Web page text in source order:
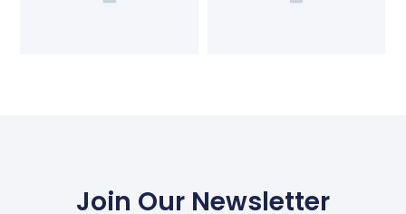
Join Our Newsletter